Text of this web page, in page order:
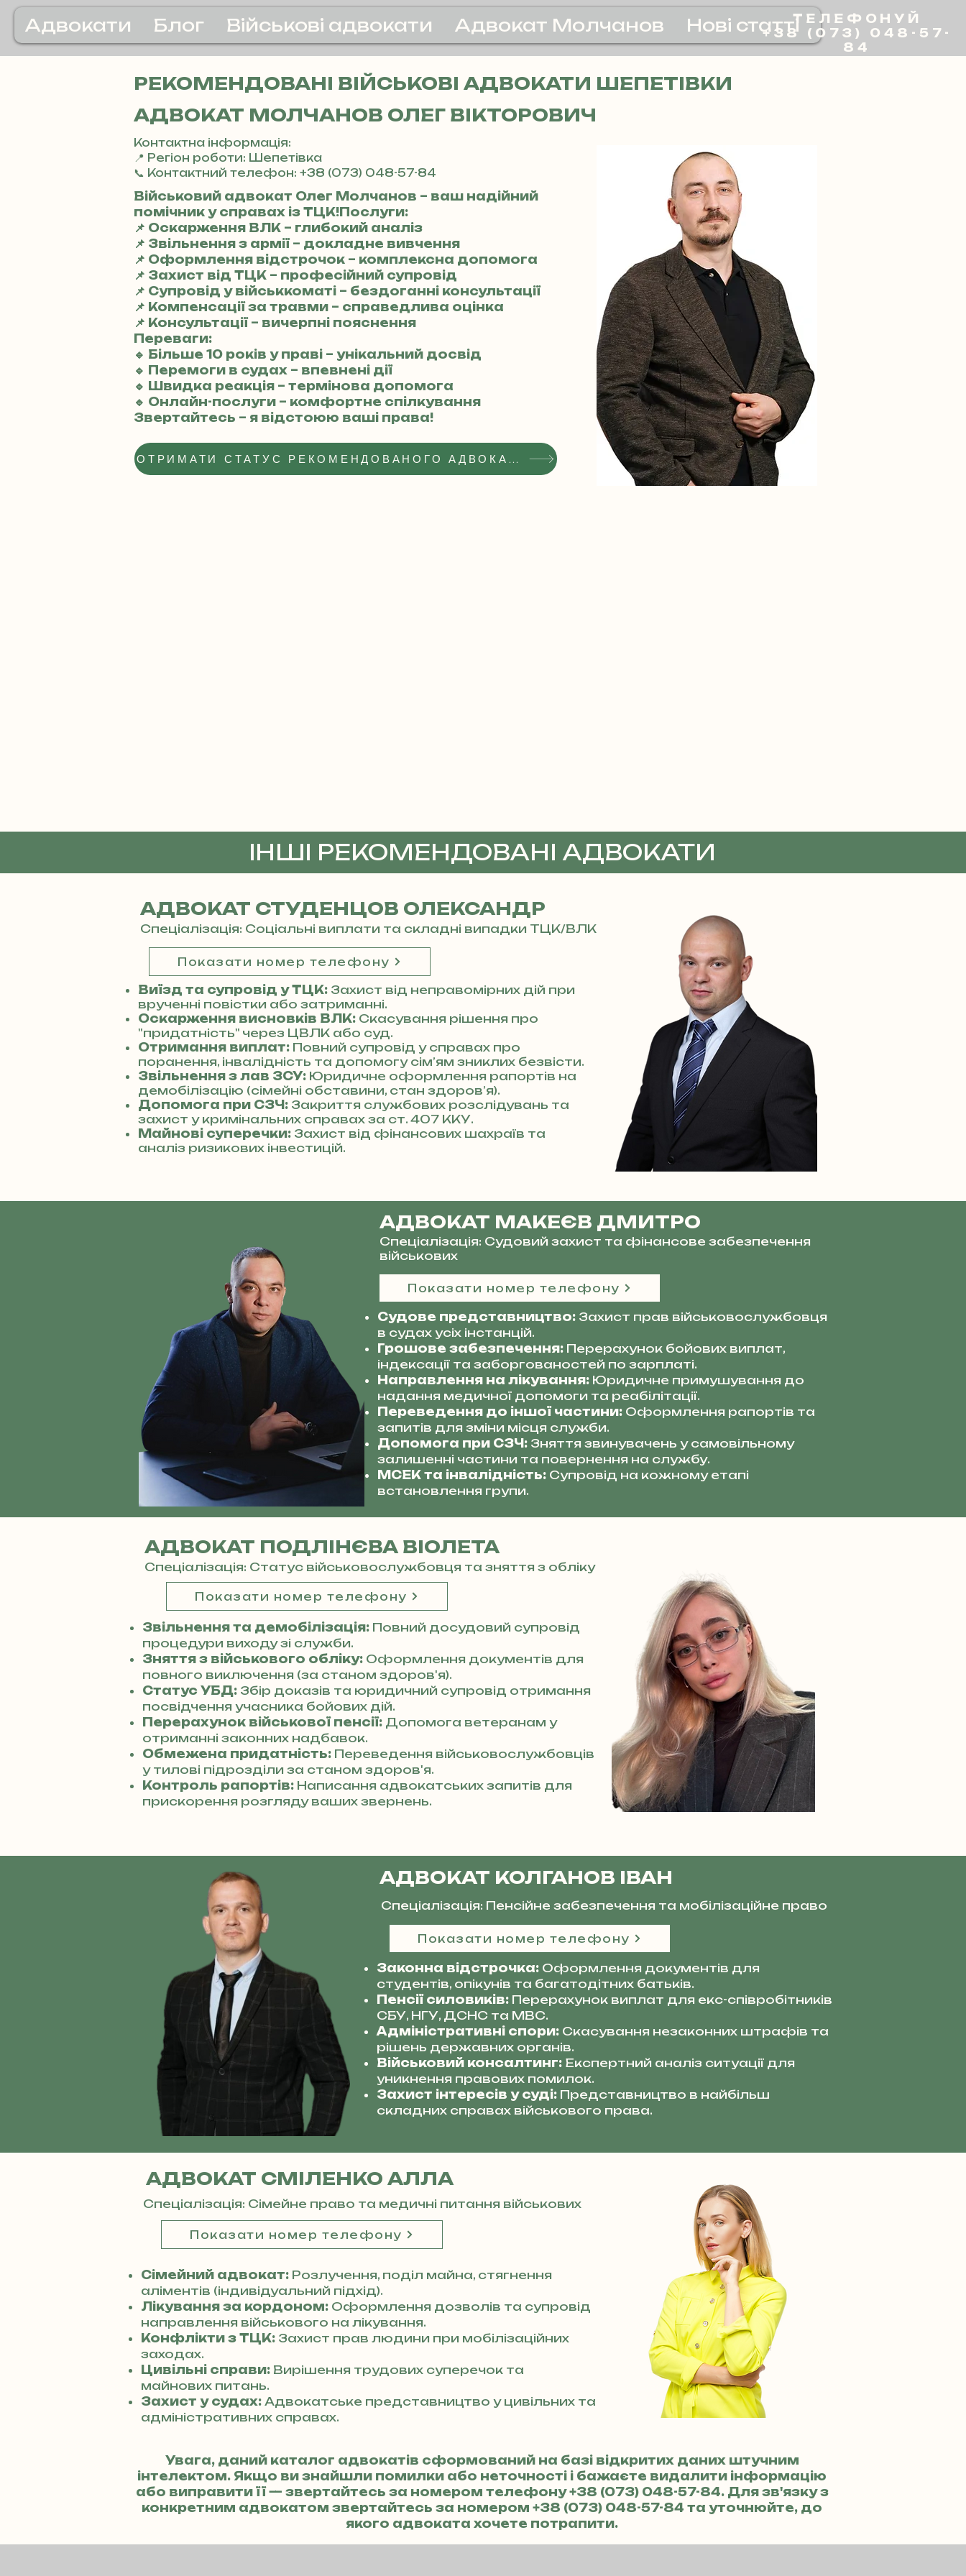
Адвокати Блог Військові адвокати Адвокат Молчанов Нові статтіТЕЛЕФОНУЙ
+38 (073) 048-57-
84
РЕКОМЕНДОВАНІ ВІЙСЬКОВІ АДВОКАТИ ШЕПЕТІВКИ
АДВОКАТ МОЛЧАНОВ ОЛЕГ ВІКТОРОВИЧ
Контактна інформація:
📍 Регіон роботи: Шепетівка
📞 Контактний телефон: +38 (073) 048-57-84
Військовий адвокат Олег Молчанов – ваш надійний
помічник у справах із ТЦК!Послуги:
📌 Оскарження ВЛК – глибокий аналіз
📌 Звільнення з армії – докладне вивчення
📌 Оформлення відстрочок – комплексна допомога
📌 Захист від ТЦК – професійний супровід
📌 Супровід у військкоматі – бездоганні консультації
📌 Компенсації за травми – справедлива оцінка
📌 Консультації – вичерпні пояснення
Переваги:
🔹 Більше 10 років у праві – унікальний досвід
🔹 Перемоги в судах – впевнені дії
🔹 Швидка реакція – термінова допомога
🔹 Онлайн-послуги – комфортне спілкування
Звертайтесь – я відстоюю ваші права!
ОТРИМАТИ СТАТУС РЕКОМЕНДОВАНОГО АДВОКАТА
ІНШІ РЕКОМЕНДОВАНІ АДВОКАТИ
АДВОКАТ СТУДЕНЦОВ ОЛЕКСАНДР
Спеціалізація: Соціальні виплати та складні випадки ТЦК/ВЛК
Показати номер телефону
Виїзд та супровід у ТЦК: Захист від неправомірних дій при
врученні повістки або затриманні.
Оскарження висновків ВЛК: Скасування рішення про
"придатність" через ЦВЛК або суд.
Отримання виплат: Повний супровід у справах про
поранення, інвалідність та допомогу сім’ям зниклих безвісти.
Звільнення з лав ЗСУ: Юридичне оформлення рапортів на
демобілізацію (сімейні обставини, стан здоров’я).
Допомога при СЗЧ: Закриття службових розслідувань та
захист у кримінальних справах за ст. 407 ККУ.
Майнові суперечки: Захист від фінансових шахраїв та
аналіз ризикових інвестицій.
АДВОКАТ МАКЕЄВ ДМИТРО
Спеціалізація: Судовий захист та фінансове забезпечення
військових
Судове представництво: Захист прав військовослужбовця
в судах усіх інстанцій.
Грошове забезпечення: Перерахунок бойових виплат,
індексації та заборгованостей по зарплаті.
Направлення на лікування: Юридичне примушування до
надання медичної допомоги та реабілітації.
Переведення до іншої частини: Оформлення рапортів та
запитів для зміни місця служби.
Допомога при СЗЧ: Зняття звинувачень у самовільному
залишенні частини та повернення на службу.
МСЕК та інвалідність: Супровід на кожному етапі
встановлення групи.
Показати номер телефону
АДВОКАТ ПОДЛІНЄВА ВІОЛЕТА
Спеціалізація: Статус військовослужбовця та зняття з обліку
Показати номер телефону
Звільнення та демобілізація: Повний досудовий супровід
процедури виходу зі служби.
Зняття з військового обліку: Оформлення документів для
повного виключення (за станом здоров'я).
Статус УБД: Збір доказів та юридичний супровід отримання
посвідчення учасника бойових дій.
Перерахунок військової пенсії: Допомога ветеранам у
отриманні законних надбавок.
Обмежена придатність: Переведення військовослужбовців
у тилові підрозділи за станом здоров'я.
Контроль рапортів: Написання адвокатських запитів для
прискорення розгляду ваших звернень.
АДВОКАТ КОЛГАНОВ ІВАН
Спеціалізація: Пенсійне забезпечення та мобілізаційне право
Законна відстрочка: Оформлення документів для
студентів, опікунів та багатодітних батьків.
Пенсії силовиків: Перерахунок виплат для екс-співробітників
СБУ, НГУ, ДСНС та МВС.
Адміністративні спори: Скасування незаконних штрафів та
рішень державних органів.
Військовий консалтинг: Експертний аналіз ситуації для
уникнення правових помилок.
Захист інтересів у суді: Представництво в найбільш
складних справах військового права.
Показати номер телефону
АДВОКАТ СМІЛЕНКО АЛЛА
Спеціалізація: Сімейне право та медичні питання військових
Показати номер телефону
Сімейний адвокат: Розлучення, поділ майна, стягнення
аліментів (індивідуальний підхід).
Лікування за кордоном: Оформлення дозволів та супровід
направлення військового на лікування.
Конфлікти з ТЦК: Захист прав людини при мобілізаційних
заходах.
Цивільні справи: Вирішення трудових суперечок та
майнових питань.
Захист у судах: Адвокатське представництво у цивільних та
адміністративних справах.
Увага, даний каталог адвокатів сформований на базі відкритих даних штучним
інтелектом. Якщо ви знайшли помилки або неточності і бажаєте видалити інформацію
або виправити її — звертайтесь за номером телефону+38 (073) 048-57-84. Для зв'язку з
конкретним адвокатом звертайтесь за номером +38 (073) 048-57-84 та уточнюйте, до
якого адвоката хочете потрапити.